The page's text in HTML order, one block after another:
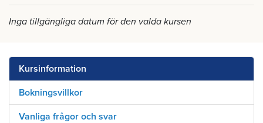
Inga tillgängliga datum för den valda kursen
Kursinformation
Bokningsvillkor
Vanliga frågor och svar